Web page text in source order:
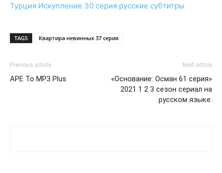
Турция Искупление 30 серия русские субтитры
TAGS Квартира невинных 37 серия
Previous article
APE To MP3 Plus
Next article
«Основание: Осман 61 серия»
2021 1 2 3 сезон сериал на
русском языке.